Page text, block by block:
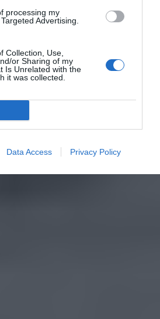
processing my
Advertising.
Collection, Use,
or Sharing of my
Is Unrelated with the
it was collected.
Data Access Privacy Policy